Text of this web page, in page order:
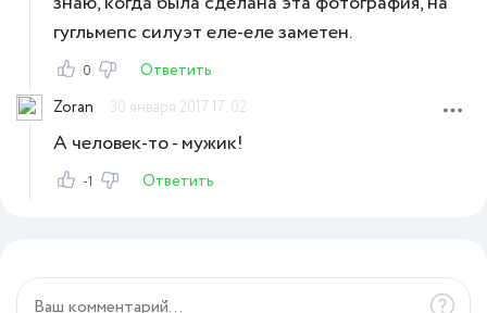
гугльмепс силуэт еле-еле заметен.
0
Ответить
Zoran
30 января 2017 17:02
А человек-то - мужик!
-1 Ответить